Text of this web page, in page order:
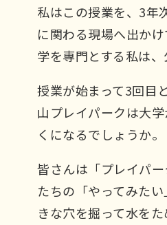
私はこの授業を、3年
に関わる現場へ出か
学を専門とする私は
授業が始まって3回目
山プレイパークは大
くになるでしょうか。
皆さんは「プレイパ
たちの「やってみた
きな穴を掘って水を